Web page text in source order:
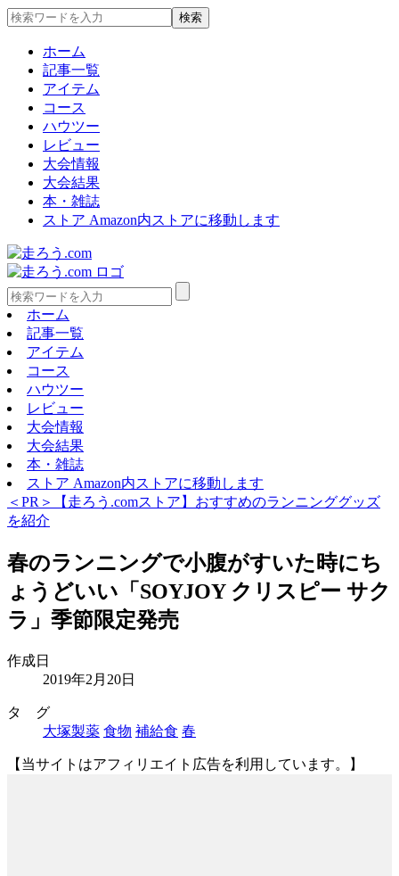
ホーム
記事一覧
アイテム
コース
ハウツー
レビュー
大会情報
大会結果
本・雑誌
ストア Amazon内ストアに移動します
ホーム
記事一覧
アイテム
コース
ハウツー
レビュー
大会情報
大会結果
本・雑誌
ストア Amazon内ストアに移動します
＜PR＞【走ろう.comストア】おすすめのランニンググッズ
を紹介
春のランニングで小腹がすいた時にち
ょうどいい「SOYJOY クリスピー サク
ラ」季節限定発売
作成日
2019年2月20日
タ グ
大塚製薬 食物 補給食 春
【当サイトはアフィリエイト広告を利用しています。】